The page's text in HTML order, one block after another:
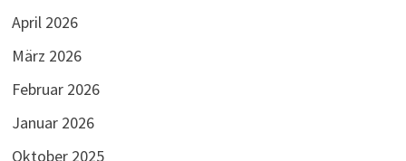
April 2026
März 2026
Februar 2026
Januar 2026
Oktober 2025